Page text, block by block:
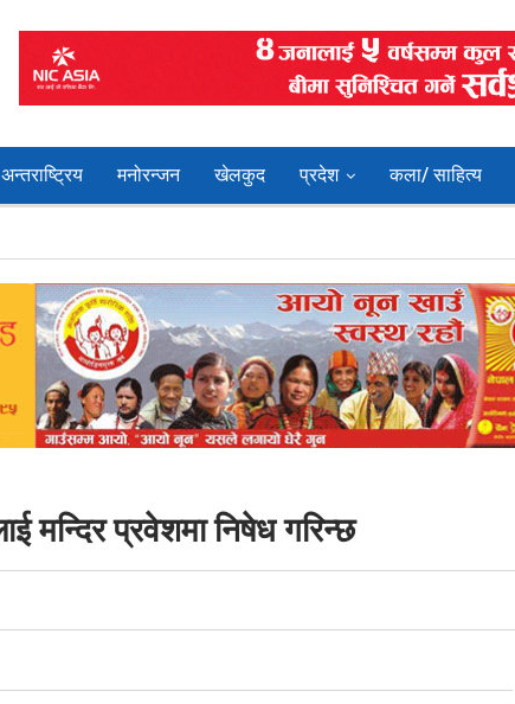
अन्तराष्ट्रिय मनोरन्जन खेलकुद प्रदेश कला/ साहित्य
मन्दिर प्रवेशमा निषेध गरिन्छ